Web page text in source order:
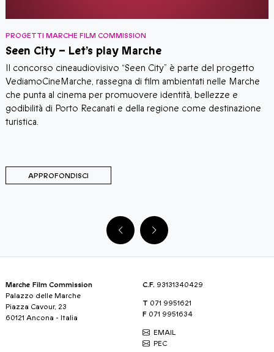
PROGETTI MARCHE FILM COMMISSION
Seen City – Let’s play Marche
Il concorso cineaudiovisivo “Seen City” è parte del progetto
VediamoCineMarche, rassegna di film ambientati nelle Marche
che punta al cinema per promuovere identità, bellezze e
godibilità di Porto Recanati e della regione come destinazione
turistica.
APPROFONDISCI
Marche Film Commission
Palazzo delle Marche
Piazza Cavour, 23
60121 Ancona - Italia
C.F. 93131340429
T 071 9951621
F 071 9951634
EMAIL
PEC